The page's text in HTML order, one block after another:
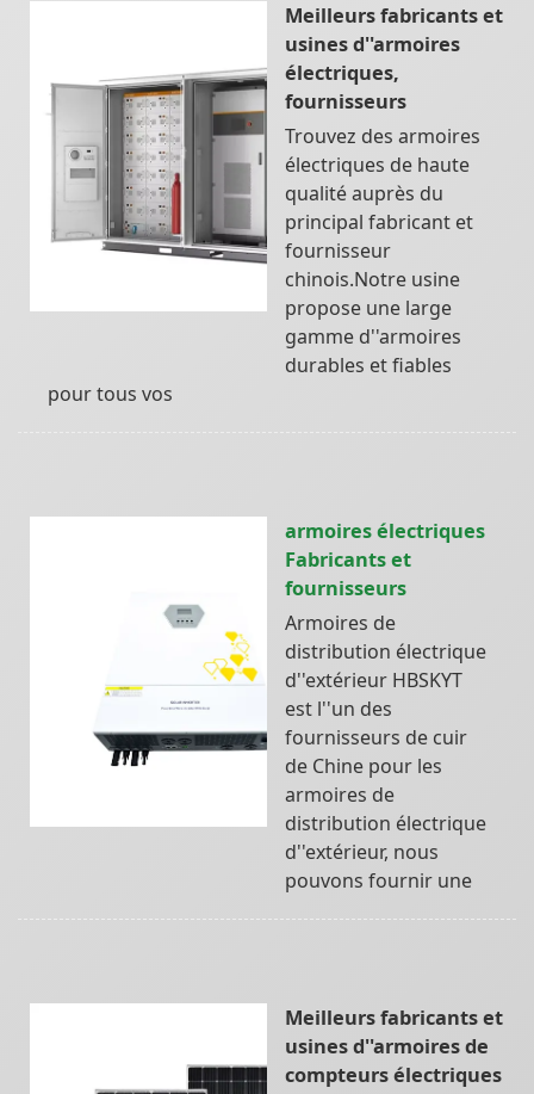
Meilleurs fabricants et
usines d''armoires
électriques,
fournisseurs
Trouvez des armoires
électriques de haute
qualité auprès du
principal fabricant et
fournisseur
chinois.Notre usine
propose une large
gamme d''armoires
durables et fiables
pour tous vos
armoires électriques
Fabricants et
fournisseurs
Armoires de
distribution électrique
d''extérieur HBSKYT
est l''un des
fournisseurs de cuir
de Chine pour les
armoires de
distribution électrique
d''extérieur, nous
pouvons fournir une
Meilleurs fabricants et
usines d''armoires de
compteurs électriques